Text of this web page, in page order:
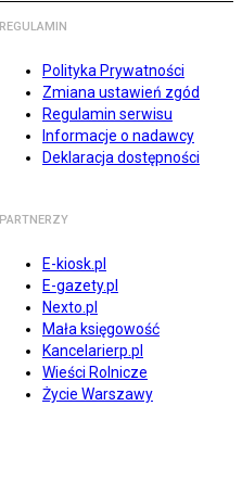
REGULAMIN
Polityka Prywatności
Zmiana ustawień zgód
Regulamin serwisu
Informacje o nadawcy
Deklaracja dostępności
PARTNERZY
E-kiosk.pl
E-gazety.pl
Nexto.pl
Mała księgowość
Kancelarierp.pl
Wieści Rolnicze
Życie Warszawy